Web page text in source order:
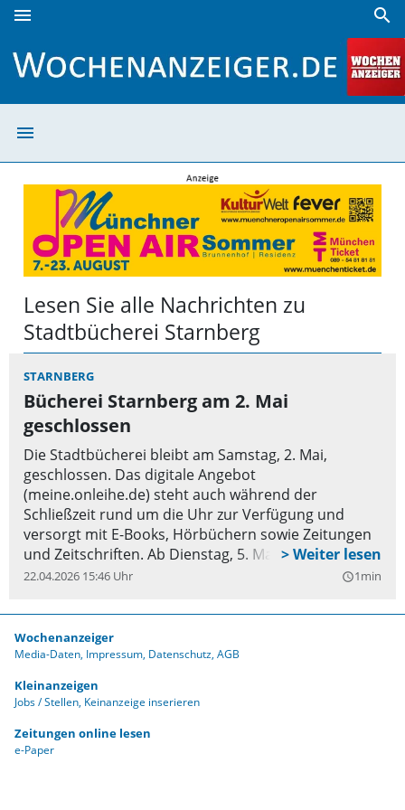
menu search
menu
Lesen Sie alle Nachrichten zu
Stadtbücherei Starnberg
STARNBERG
Bücherei Starnberg am 2. Mai
geschlossen
Die Stadtbücherei bleibt am Samstag, 2. Mai,
geschlossen. Das digitale Angebot
(meine.onleihe.de) steht auch während der
Schließzeit rund um die Uhr zur Verfügung und
versorgt mit E-Books, Hörbüchern sowie Zeitungen
und Zeitschriften. Ab Dienstag, 5. Mai, hat die
Bücherei wieder regulär geöffnet. Bei Fragen
Öffnungszeiten unter Tel. 08151/3049 an das
Bücherei-Team wenden oder eine Mail an
buecherei@starnberg.deschreiben.
22.04.2026 15:46 Uhr query_builder1min
Wochenanzeiger
Media-Daten Impressum Datenschutz AGB
Kleinanzeigen
Jobs / Stellen Keinanzeige inserieren
Zeitungen online lesen
e-Paper